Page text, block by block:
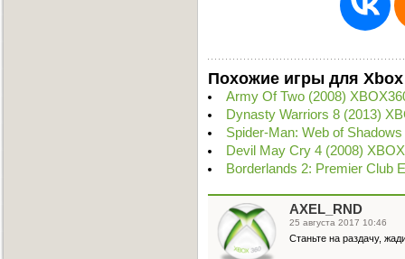
Похожие игры для Xbox
Army Of Two (2008)
Dynasty Warriors 8 (2013)
Spider-Man: Web of
Devil May Cry 4 (2008)
Borderlands 2: Premier Club
AXEL_RND
25 августа 2017 10:46
Станьте на раздачу,